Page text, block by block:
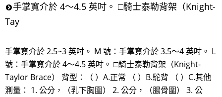
手掌寬介於 4～4.5 英吋。 □騎士泰勒背架（Knight-
Tay
手掌寬介於 2.5~3 英吋。 M 號：手掌寬介於 3.5～4 英吋。 L
號：手掌寬介於 4～4.5 英吋。 □騎士泰勒背架（Knight-
Taylor Brace） 背型：（ ）A.正常 （ ）B.駝背 （ ）C.其他
測量： 1. 公分，（乳下胸圍） 2. 公分，（腸骨圍） 3. 公